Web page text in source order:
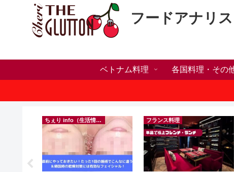
フードアナリ
ベトナム料理 各国料理・その
ちぇり info（生活情報） フランス料理